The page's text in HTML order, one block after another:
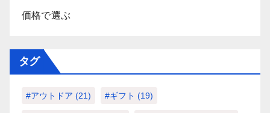
価格で選ぶ
タグ
#アウトドア (21) #ギフト (19)